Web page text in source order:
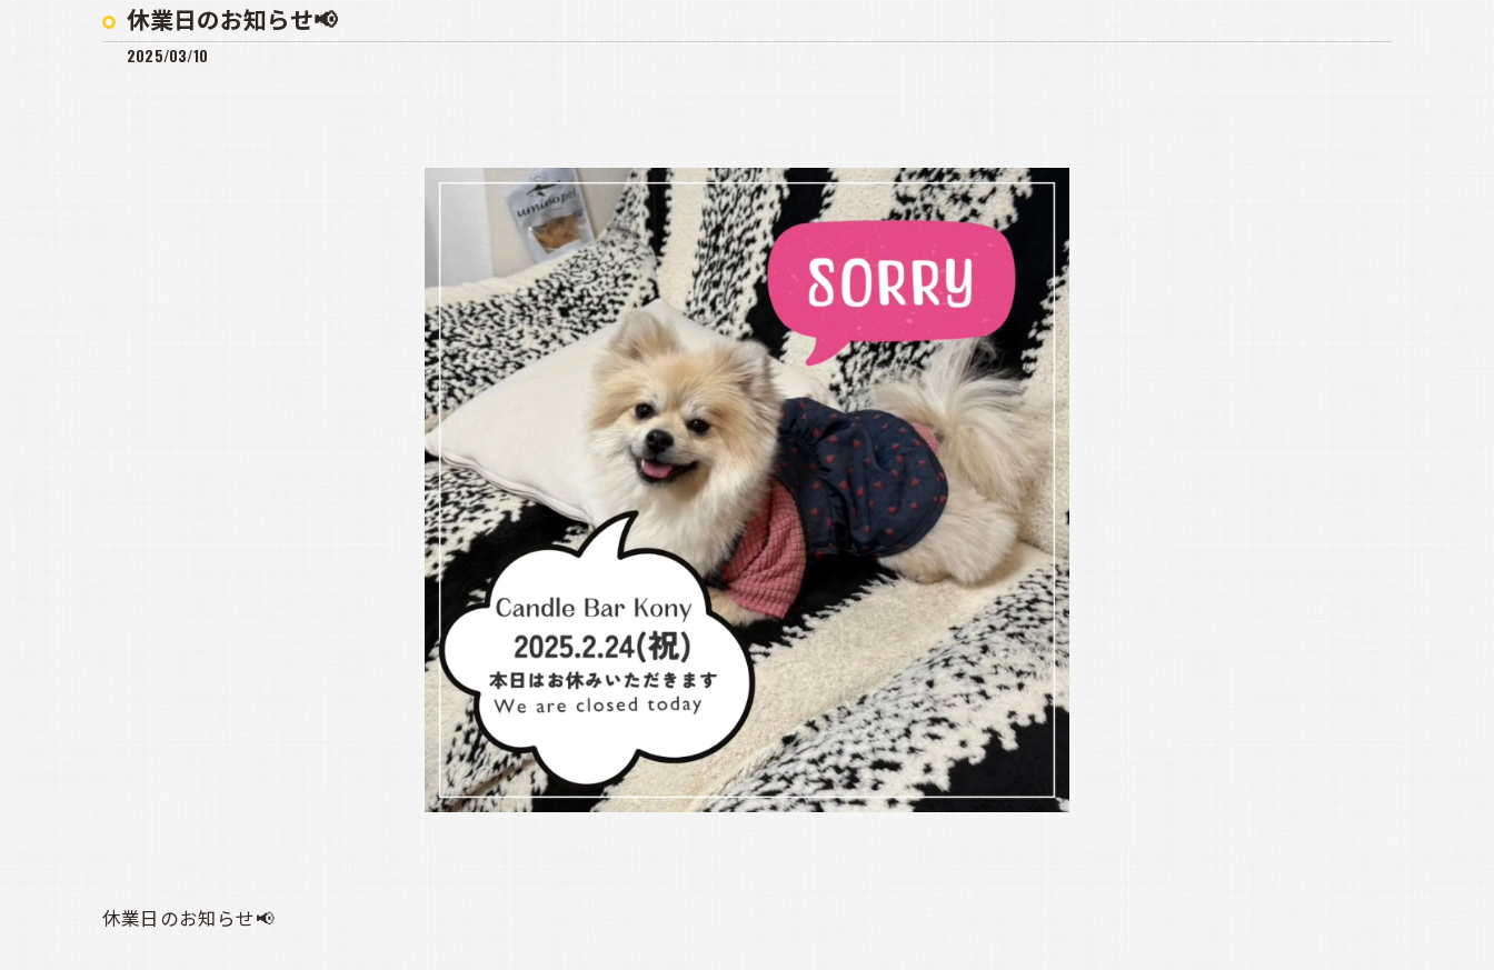
休業日のお知らせ📢
2025/03/10
休業日のお知らせ📢